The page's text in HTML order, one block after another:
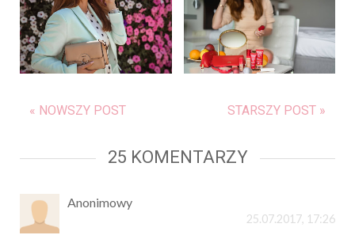
« NOWSZY POST STARSZY POST »
25 KOMENTARZY
Anonimowy
25.07.2017, 17:26